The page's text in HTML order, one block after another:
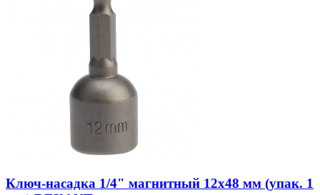
Ключ-насадка 1/4" магнитный 12х48 мм (упак. 1